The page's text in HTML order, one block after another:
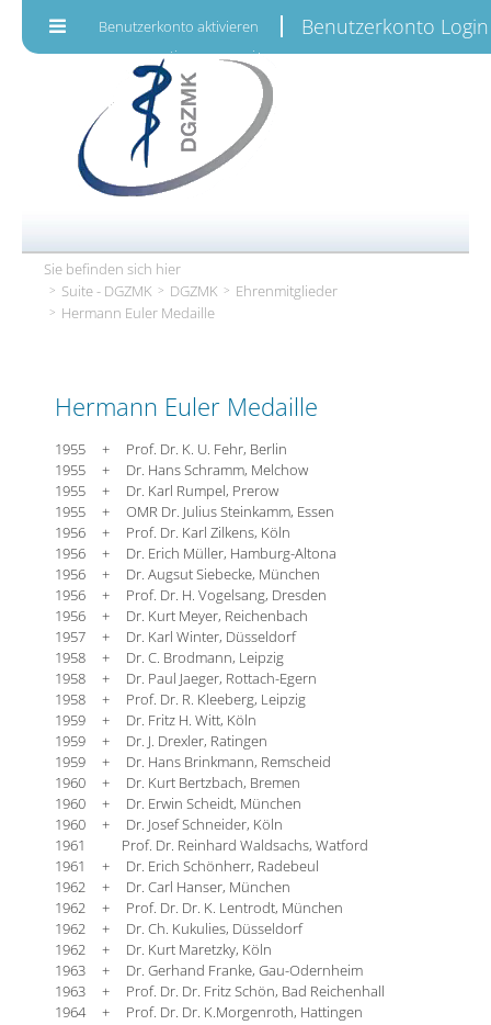
Benutzerkonto aktivieren Benutzerkonto Login
Sie befinden sich hier
Suite - DGZMK
DGZMK
Ehrenmitglieder
Hermann Euler Medaille
Hermann Euler Medaille
1955 + Prof. Dr. K. U. Fehr, Berlin
1955 + Dr. Hans Schramm, Melchow
1955 + Dr. Karl Rumpel, Prerow
1955 + OMR Dr. Julius Steinkamm, Essen
1956 + Prof. Dr. Karl Zilkens, Köln
1956 + Dr. Erich Müller, Hamburg-Altona
1956 + Dr. Augsut Siebecke, München
1956 + Prof. Dr. H. Vogelsang, Dresden
1956 + Dr. Kurt Meyer, Reichenbach
1957 + Dr. Karl Winter, Düsseldorf
1958 + Dr. C. Brodmann, Leipzig
1958 + Dr. Paul Jaeger, Rottach-Egern
1958 + Prof. Dr. R. Kleeberg, Leipzig
1959 + Dr. Fritz H. Witt, Köln
1959 + Dr. J. Drexler, Ratingen
1959 + Dr. Hans Brinkmann, Remscheid
1960 + Dr. Kurt Bertzbach, Bremen
1960 + Dr. Erwin Scheidt, München
1960 + Dr. Josef Schneider, Köln
1961 Prof. Dr. Reinhard Waldsachs, Watford
1961 + Dr. Erich Schönherr, Radebeul
1962 + Dr. Carl Hanser, München
1962 + Prof. Dr. Dr. K. Lentrodt, München
1962 + Dr. Ch. Kukulies, Düsseldorf
1962 + Dr. Kurt Maretzky, Köln
1963 + Dr. Gerhand Franke, Gau-Odernheim
1963 + Prof. Dr. Dr. Fritz Schön, Bad Reichenhall
1964 + Prof. Dr. Dr. K.Morgenroth, Hattingen